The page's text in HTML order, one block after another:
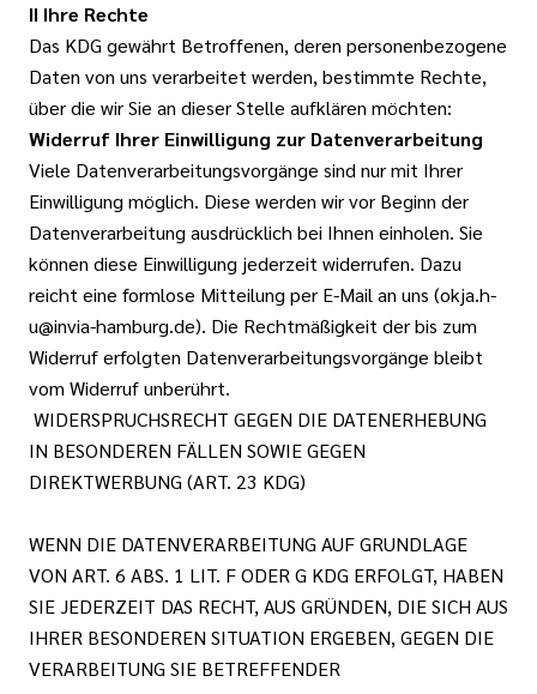
II Ihre Rechte
Das KDG gewährt Betroffenen, deren personenbezogene
Daten von uns verarbeitet werden, bestimmte Rechte,
über die wir Sie an dieser Stelle aufklären möchten:
Widerruf Ihrer Einwilligung zur Datenverarbeitung
Viele Datenverarbeitungsvorgänge sind nur mit Ihrer
Einwilligung möglich. Diese werden wir vor Beginn der
Datenverarbeitung ausdrücklich bei Ihnen einholen. Sie
können diese Einwilligung jederzeit widerrufen. Dazu
reicht eine formlose Mitteilung per E-Mail an uns (okja.h-
u@invia-hamburg.de). Die Rechtmäßigkeit der bis zum
Widerruf erfolgten Datenverarbeitungsvorgänge bleibt
vom Widerruf unberührt.
WIDERSPRUCHSRECHT GEGEN DIE DATENERHEBUNG
IN BESONDEREN FÄLLEN SOWIE GEGEN
DIREKTWERBUNG (ART. 23 KDG)
WENN DIE DATENVERARBEITUNG AUF GRUNDLAGE
VON ART. 6 ABS. 1 LIT. F ODER G KDG ERFOLGT, HABEN
SIE JEDERZEIT DAS RECHT, AUS GRÜNDEN, DIE SICH AUS
IHRER BESONDEREN SITUATION ERGEBEN, GEGEN DIE
VERARBEITUNG SIE BETREFFENDER